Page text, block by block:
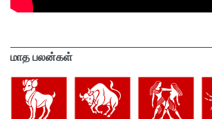
மாத பலன்கள்